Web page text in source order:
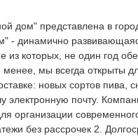
дом" представлена в
- динамично
из которых, не один год
мы всегда открыты
новых сортов пива,
электронную почту.
организации
без рассрочек 2.